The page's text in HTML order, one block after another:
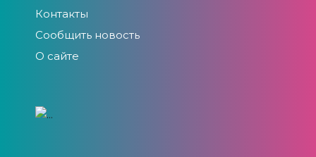
Контакты
Сообщить новость
О сайте